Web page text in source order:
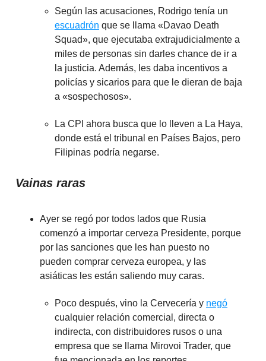
Según las acusaciones, Rodrigo tenía un
escuadrón que se llama «Davao Death
Squad», que ejecutaba extrajudicialmente a
miles de personas sin darles chance de ir a
la justicia. Además, les daba incentivos a
policías y sicarios para que le dieran de baja
a «sospechosos».
La CPI ahora busca que lo lleven a La Haya,
donde está el tribunal en Países Bajos, pero
Filipinas podría negarse.
Vainas raras
Ayer se regó por todos lados que Rusia
comenzó a importar cerveza Presidente, porque
por las sanciones que les han puesto no
pueden comprar cerveza europea, y las
asiáticas les están saliendo muy caras.
Poco después, vino la Cervecería y negó
cualquier relación comercial, directa o
indirecta, con distribuidores rusos o una
empresa que se llama Mirovoi Trader, que